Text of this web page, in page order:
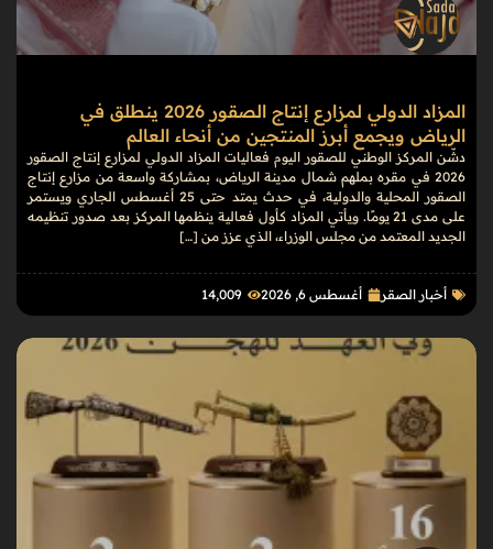
المزاد الدولي لمزارع إنتاج الصقور 2026 ينطلق في
الرياض ويجمع أبرز المنتجين من أنحاء العالم
دشّن المركز الوطني للصقور اليوم فعاليات المزاد الدولي لمزارع إنتاج الصقور
2026 في مقره بملهم شمال مدينة الرياض، بمشاركة واسعة من مزارع إنتاج
الصقور المحلية والدولية، في حدث يمتد حتى 25 أغسطس الجاري ويستمر
على مدى 21 يومًا. ويأتي المزاد كأول فعالية ينظمها المركز بعد صدور تنظيمه
الجديد المعتمد من مجلس الوزراء، الذي عزز من […]
أخبار الصقر أغسطس 6, 2026 14٬009